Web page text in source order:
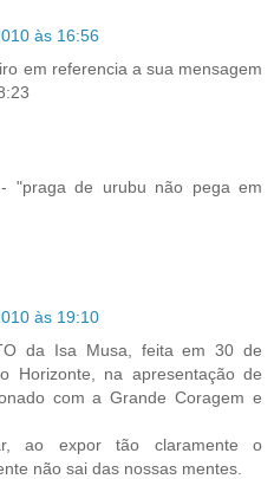
às 16:56
em referencia a sua mensagem
"praga de urubu não pega em
às 19:10
da Isa Musa, feita em 30 de
Horizonte, na apresentação de
com a Grande Coragem e
ao expor tão claramente o
não sai das nossas mentes.